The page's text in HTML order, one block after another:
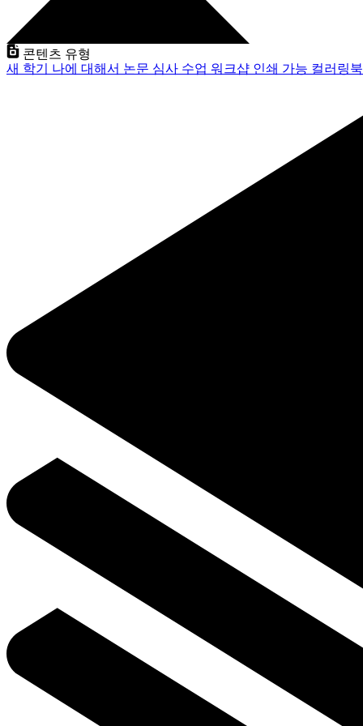
콘텐츠 유형
새 학기 나에 대해서 논문 심사 수업 워크샵 인쇄 가능 컬러링북